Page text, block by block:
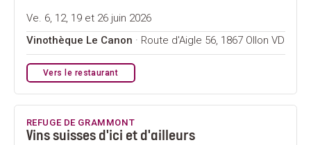
Ve. 6, 12, 19 et 26 juin 2026
Vinothèque Le Canon · Route d'Aigle 56, 1867 Ollon VD
Vers le restaurant
REFUGE DE GRAMMONT
Vins suisses d'ici et d'ailleurs